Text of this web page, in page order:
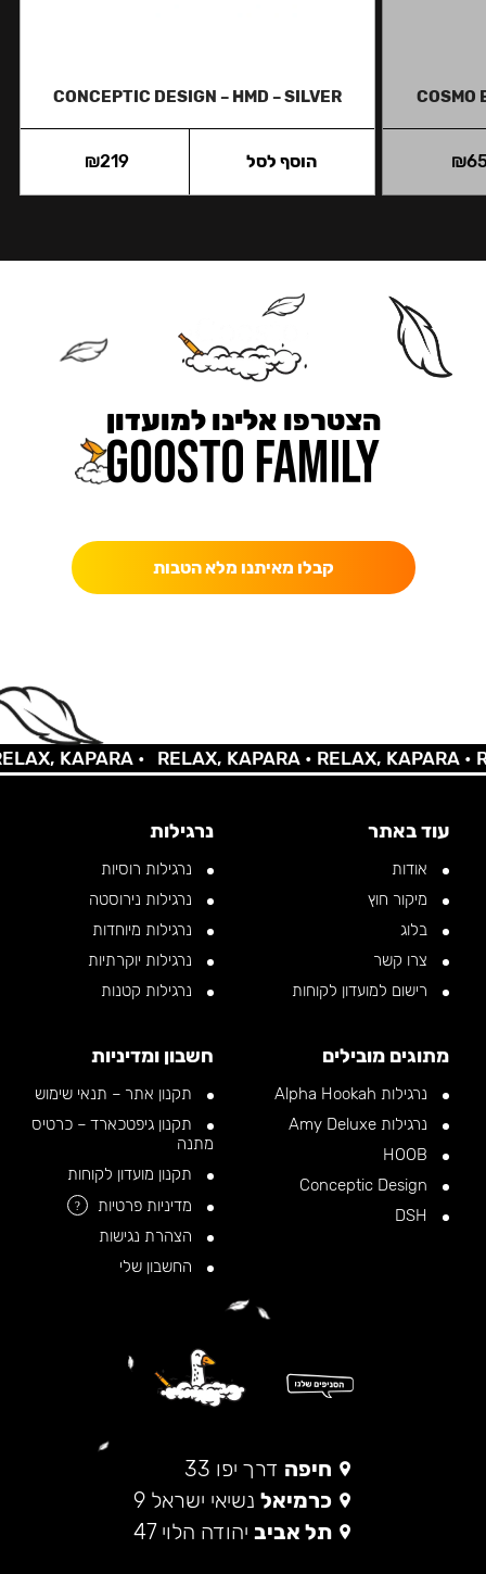
COSMO
₪
CONCEPTIC DESIGN – HMD – SILVER
₪219 הוסף לסל
הצטרפו אלינו למועדון
קבלו מאיתנו מלא הטבות
KAPARA • RELAX, KAPARA •RELAX, KAPARA •
עוד באתר
אודות
מיקור חוץ
בלוג
צרו קשר
רישום למועדון לקוחות
נרגילות
נרגילות רוסיות
נרגילות נירוסטה
נרגילות מיוחדות
נרגילות יוקרתיות
נרגילות קטנות
מתוגים מובילים
נרגילות Alpha Hookah
נרגילות Amy Deluxe
חשבון ומדיניות
תקנון אתר – תנאי שימוש
תקנון גיפטכארד – כרטיס
מתנה
תקנון מועדון לקוחות
מדיניות פרטיות
?
הצהרת נגישות
החשבון שלי
חיפה דרך יפו 33
כרמיאל נשיאי ישראל 9
תל אביב יהודה הלוי 47